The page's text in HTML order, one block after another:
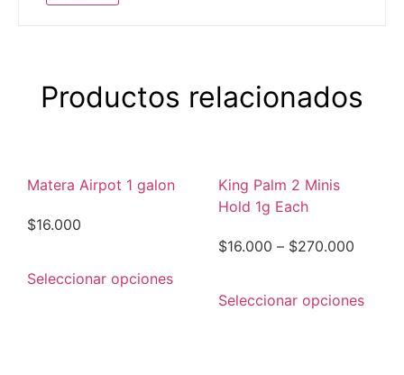
Productos relacionados
Matera Airpot 1 galon
$16.000
Seleccionar opciones
King Palm 2 Minis
Hold 1g Each
$16.000 – $270.000
Seleccionar opciones